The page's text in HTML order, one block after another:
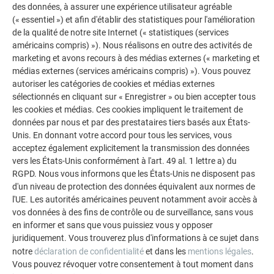
ainsi que des replis vers l’intérieur et des ouvertures vers
l’extérieur. Avec la couverture en aluminium de PREFA, il met
en outre une touche de modernité dans ce quartier à
l’architecture du XIXe siècle.
LE TOUT ET PLUS QUE LA SOMME DE SES
PARTIES
Les losanges de toiture PREFA ont été choisis en raison de
leur qualité, de leur vaste champ d’applications et de leur
flexibilité, mais également parce que les produits PREFA en
aluminium sont faciles à transformer. En raison de la
complexité du toit, il était capital de pouvoir travailler avec le
même matériau et la même couleur, quels que soient les
éléments ou le système utilisés. Voilà pourquoi le choix
s’est porté sur les losanges de toiture pour les brisis, tandis
que Falzonal a été retenu pour réaliser la couverture à joint
des données, à assurer une expérience utilisateur agréable
(« essentiel ») et afin d'établir des statistiques pour l'amélioration
de la qualité de notre site Internet (« statistiques (services
américains compris) »). Nous réalisons en outre des activités de
marketing et avons recours à des médias externes (« marketing et
médias externes (services américains compris) »). Vous pouvez
autoriser les catégories de cookies et médias externes
sélectionnés en cliquant sur « Enregistrer » ou bien accepter tous
les cookies et médias. Ces cookies impliquent le traitement de
données par nous et par des prestataires tiers basés aux États-
Unis. En donnant votre accord pour tous les services, vous
acceptez également explicitement la transmission des données
vers les États-Unis conformément à l'art. 49 al. 1 lettre a) du
RGPD. Nous vous informons que les États-Unis ne disposent pas
d'un niveau de protection des données équivalent aux normes de
l'UE. Les autorités américaines peuvent notamment avoir accès à
vos données à des fins de contrôle ou de surveillance, sans vous
en informer et sans que vous puissiez vous y opposer
juridiquement. Vous trouverez plus d'informations à ce sujet dans
notredéclaration de confidentialitéet dans les mentions légales.
Vous pouvez révoquer votre consentement à tout moment dans